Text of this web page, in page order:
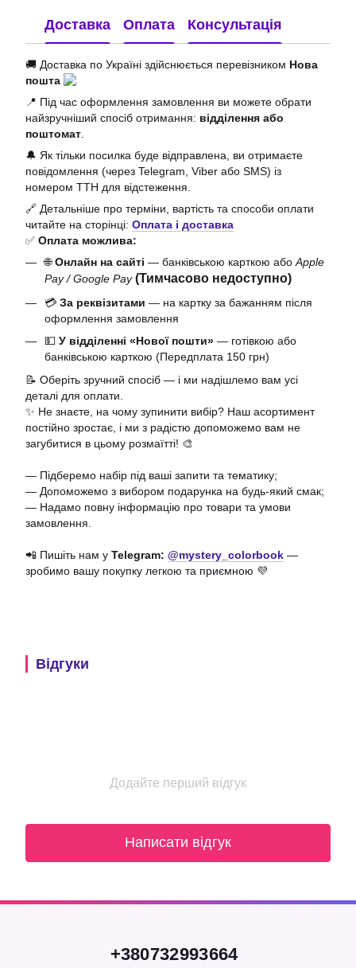
Доставка Оплата Консультація
🚚 Доставка по Україні здійснюється перевізником Нова
пошта
📍 Під час оформлення замовлення ви можете обрати
найзручніший спосіб отримання: відділення або
поштомат.
🔔 Як тільки посилка буде відправлена, ви отримаєте
повідомлення (через Telegram, Viber або SMS) із
номером ТТН для відстеження.
🔗 Детальніше про терміни, вартість та способи оплати
читайте на сторінці: Оплата і доставка
✅ Оплата можлива:
🌐Онлайн на сайті — банківською карткою абоApple
Pay / Google Pay (Тимчасово недоступно)
💳 За реквізитами — на картку за бажанням після
оформлення замовлення
💵 У відділенні «Нової пошти» — готівкою або
банківською карткою (Передплата 150 грн)
📝 Оберіть зручний спосіб — і ми надішлемо вам усі
деталі для оплати.
✨ Не знаєте, на чому зупинити вибір? Наш асортимент
постійно зростає, і ми з радістю допоможемо вам не
загубитися в цьому розмаїтті! 🎨
— Підберемо набір під ваші запити та тематику;
— Допоможемо з вибором подарунка на будь-який смак;
— Надамо повну інформацію про товари та умови
замовлення.
📲 Пишіть нам у Telegram: @mystery_colorbook —
зробимо вашу покупку легкою та приємною 💜
Відгуки
Додайте перший відгук
Написати відгук
+380732993664